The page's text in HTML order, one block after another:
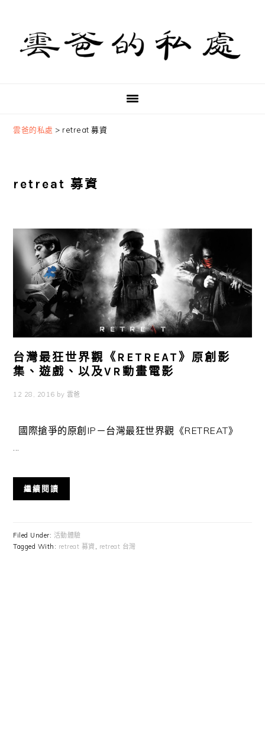
primary
navigation
content
primary
sidebar
雲爸的私處 > retreat 募資
retreat 募資
台灣最狂世界觀《RETREAT》原創影
集、遊戲、以及VR動畫電影
12 28, 2016 by 雲爸
國際搶爭的原創IP－台灣最狂世界觀《RETREAT》
...
繼續閱讀
Filed Under: 活動體驗
Tagged With: retreat 募資 , retreat 台灣